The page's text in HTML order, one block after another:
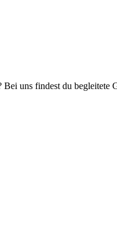
uns findest du begleitete